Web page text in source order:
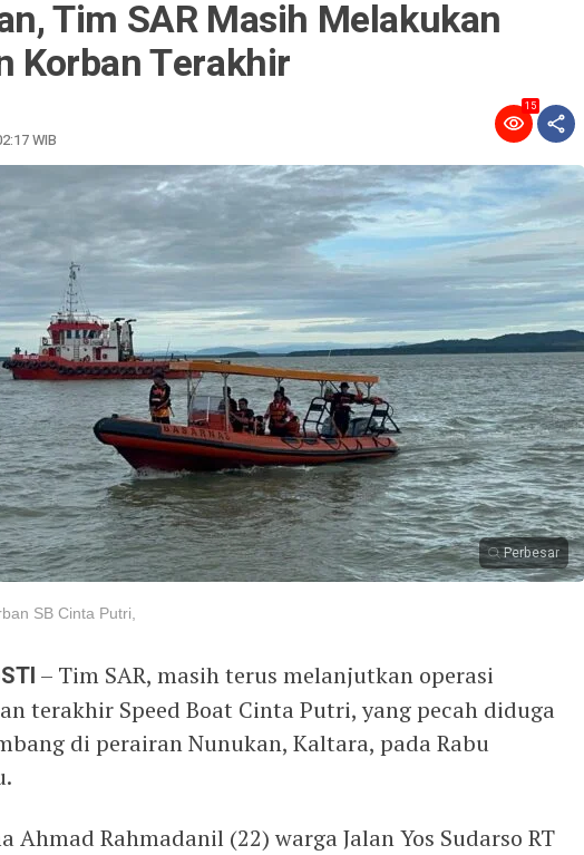
Tim SAR Masih Melakukan
Korban Terakhir
WIB
15
Perbesar
SB Cinta Putri,
– Tim SAR, masih terus melanjutkan operasi
terakhir Speed Boat Cinta Putri, yang pecah diduga
di perairan Nunukan, Kaltara, pada Rabu
Ahmad Rahmadanil (22) warga Jalan Yos Sudarso RT